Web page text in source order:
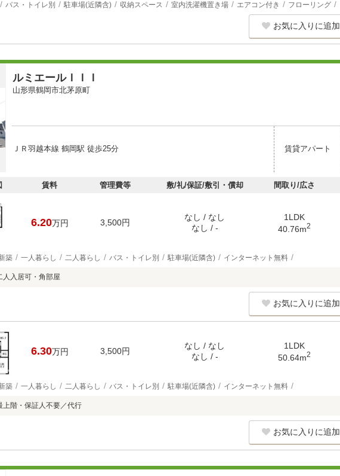
バス・トイレ別 駐車場(近隣含) 収納スペース 室内洗濯機置き場 エアコン付き フローリング
お気に入りに追加
ルミエールＩＩＩ
山形県鶴岡市北茅原町
ＪＲ羽越本線 鶴岡駅 徒歩25分 賃貸アパート
賃料 管理費等 敷/礼/保証/敷引・償却 間取り/広さ
6.20万円 3,500円
なし / なし
なし / -
1LDK
40.76m2
築 一人暮らし 二人暮らし バス・トイレ別 駐車場(近隣含) インターネット無料
人入居可・角部屋
お気に入りに追加
6.30万円 3,500円
なし / なし
なし / -
1LDK
50.64m2
築 一人暮らし 二人暮らし バス・トイレ別 駐車場(近隣含) インターネット無料
上階・保証人不要／代行
お気に入りに追加